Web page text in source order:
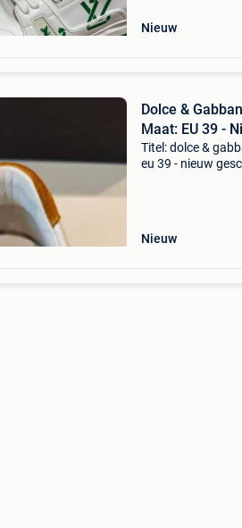
Nieuw
Dolce &
Maat: EU 39 -
Titel: dolce &
eu 39 - nieuw
Nieuw